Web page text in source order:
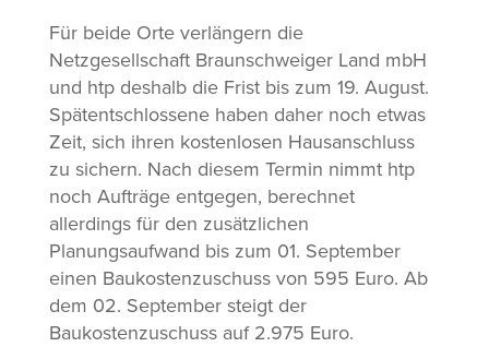
Für beide Orte verlängern die
Netzgesellschaft Braunschweiger Land mbH
und htp deshalb die Frist bis zum 19. August.
Spätentschlossene haben daher noch etwas
Zeit, sich ihren kostenlosen Hausanschluss
zu sichern. Nach diesem Termin nimmt htp
noch Aufträge entgegen, berechnet
allerdings für den zusätzlichen
Planungsaufwand bis zum 01. September
einen Baukostenzuschuss von 595 Euro. Ab
dem 02. September steigt der
Baukostenzuschuss auf 2.975 Euro.